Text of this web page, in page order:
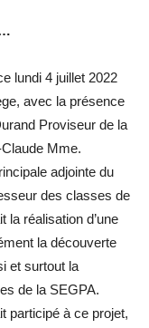
lundi 4 juillet 2022
avec la présence
Proviseur de la
Mme.
adjointe du
des classes de
la réalisation d’une
la découverte
et surtout la
de la SEGPA.
participé à ce projet,